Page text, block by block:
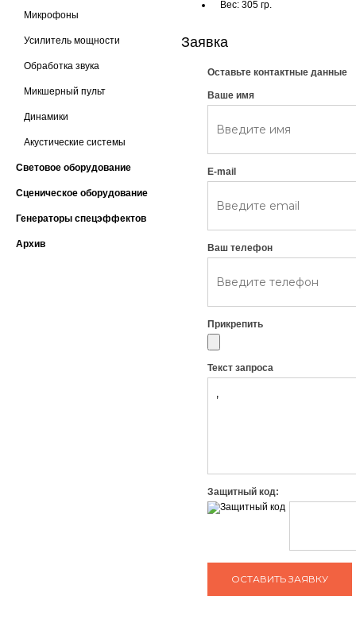
Микрофоны
Усилитель мощности
Обработка звука
Микшерный пульт
Динамики
Акустические системы
Световое оборудование
Сценическое оборудование
Генераторы спецэффектов
Архив
Вес: 305 гр.
Заявка
Оставьте контактные данные
Ваше имя
E-mail
Ваш телефон
Прикрепить
Текст запроса
Защитный код: